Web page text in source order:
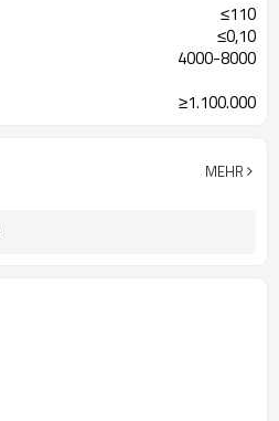
≤110
≤0,10
4000-8000
≥1.100.000
MEHR